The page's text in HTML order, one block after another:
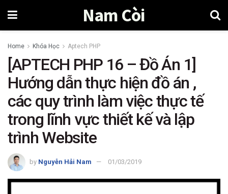
Nam Còi
Home Khóa Học Aptech PHP
[APTECH PHP 16 – Đồ Án 1]
Hướng dẫn thực hiện đồ án ,
các quy trình làm việc thực tế
trong lĩnh vực thiết kế và lập
trình Website
by Nguyễn Hải Nam 01/03/2019